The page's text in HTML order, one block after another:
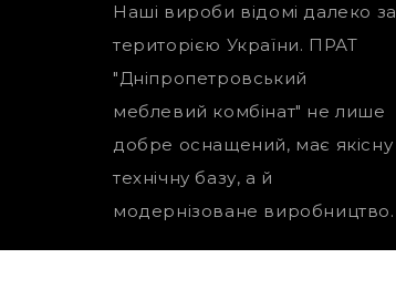
Наші вироби відомі далеко за
територією України. ПРАТ
"Дніпропетровський
меблевий комбінат" не лише
добре оснащений, має якісну
технічну базу, а й
модернізоване виробництво.